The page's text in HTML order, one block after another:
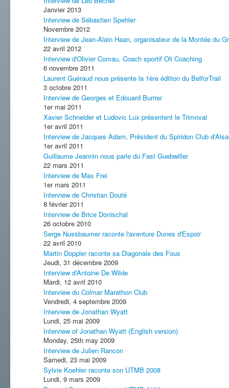
Janvier 2013
Interview de Sébastien Spehler
Novembre 2012
Interview de Jean-Alain Haan, organisateur de la Montée du
22 avril 2012
Interview d'Olivier Comau, Coach sportif Oli Coaching
6 novembre 2011
Laurent Guéraud nous présente la 1ère édition du BelforTrail
3 octobre 2011
Interview de Georges et Edouard Burrier
1er mai 2011
Xavier Schneider et Ludovic Lux présentent le Trimoval
1er avril 2011
Interview de Jacques Adam, Président du Spiridon Club
1er avril 2011
Guillaume Jeannin nous parle du Fast Guebwiller
22 mars 2011
Interview de Max Frei
1er mars 2011
Interview de Christian Douté
8 février 2011
Interview de Brice Donischal
26 octobre 2010
Serge Nussbaumer raconte l'aventure Dunes d'Espoir
22 avril 2010
Martin Doppler raconte sa Diagonale des Fous
Jeudi, 31 décembre 2009
Interview d'Antoine De Wilde
Mardi, 12 avril 2010
Interview du Colmar Marathon Club
Vendredi, 4 septembre 2009
Interview de Jonathan Wyatt
Lundi, 25 mai 2009
Interview of Jonathan Wyatt (English version)
Monday, 25th may 2009
Interview de Julien Rancon
Samedi, 23 mai 2009
Sylvie Koehler raconte son UTMB 2008
Lundi, 9 mars 2009